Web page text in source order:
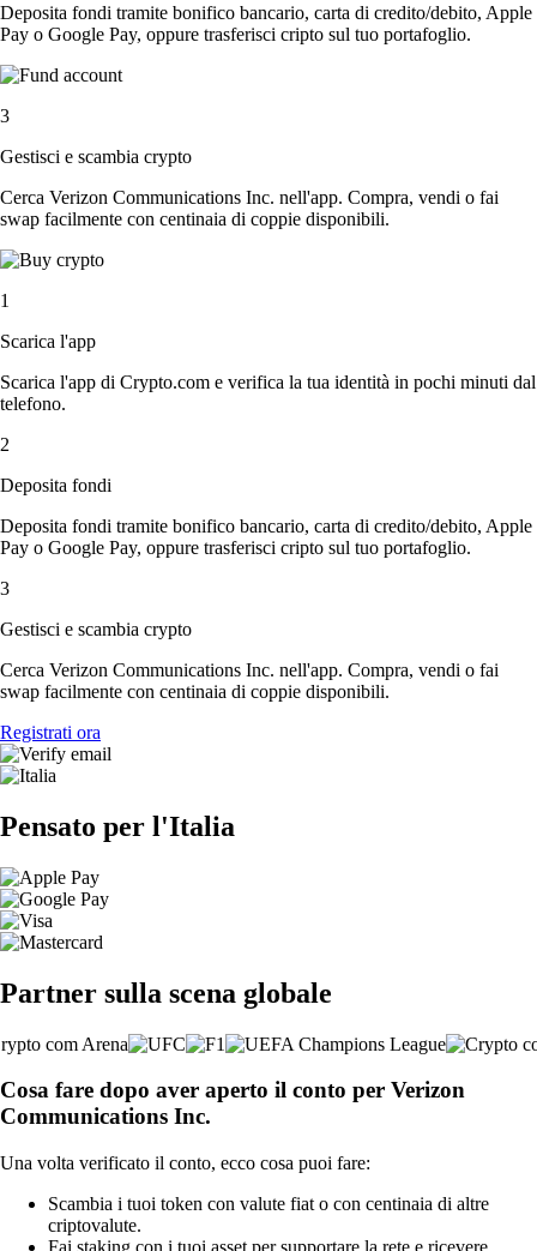
Deposita fondi tramite bonifico bancario, carta di credito/debito, Apple
Pay o Google Pay, oppure trasferisci cripto sul tuo portafoglio.
3
Gestisci e scambia crypto
Cerca Verizon Communications Inc. nell'app. Compra, vendi o fai
swap facilmente con centinaia di coppie disponibili.
1
Scarica l'app
Scarica l'app di Crypto.com e verifica la tua identità in pochi minuti dal
telefono.
2
Deposita fondi
Deposita fondi tramite bonifico bancario, carta di credito/debito, Apple
Pay o Google Pay, oppure trasferisci cripto sul tuo portafoglio.
3
Gestisci e scambia crypto
Cerca Verizon Communications Inc. nell'app. Compra, vendi o fai
swap facilmente con centinaia di coppie disponibili.
Registrati ora
Pensato per l'Italia
Partner sulla scena globale
Cosa fare dopo aver aperto il conto per Verizon
Communications Inc.
Una volta verificato il conto, ecco cosa puoi fare:
Scambia i tuoi token con valute fiat o con centinaia di altre
criptovalute.
Fai staking con i tuoi asset per supportare la rete e ricevere